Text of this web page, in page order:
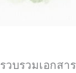
รวบรวมเอกส